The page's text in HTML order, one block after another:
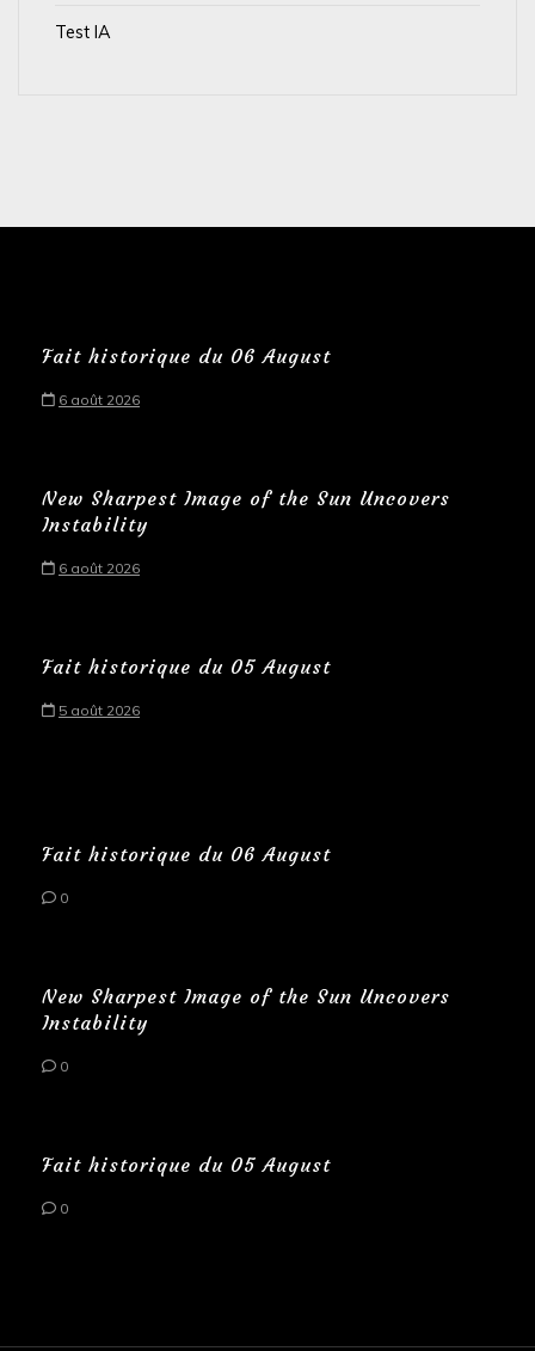
Test IA
Fait historique du 06 August
6 août 2026
New Sharpest Image of the Sun Uncovers
Instability
6 août 2026
Fait historique du 05 August
5 août 2026
Fait historique du 06 August
0
New Sharpest Image of the Sun Uncovers
Instability
0
Fait historique du 05 August
0